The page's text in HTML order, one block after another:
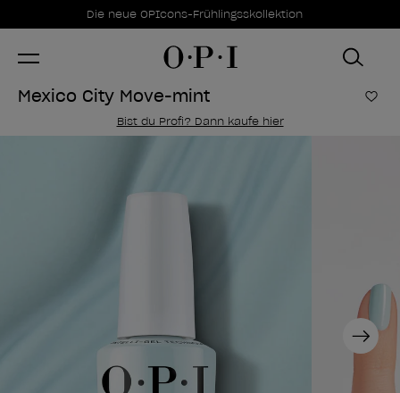
Sonderangebote
Die neue OPIcons-Frühlingsskollektion
Item 1 of 1
Mexico City Move-mint Zur
Bist du Profi? Dann kaufe hier
Next